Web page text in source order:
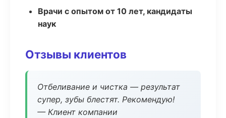
Врачи с опытом от 10 лет, кандидаты
наук
Отзывы клиентов
Отбеливание и чистка — результат
супер, зубы блестят. Рекомендую!
— Клиент компании